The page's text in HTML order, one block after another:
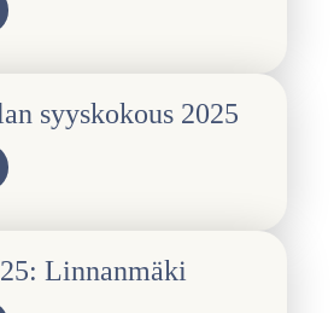
syyskokous 2025
Linnanmäki